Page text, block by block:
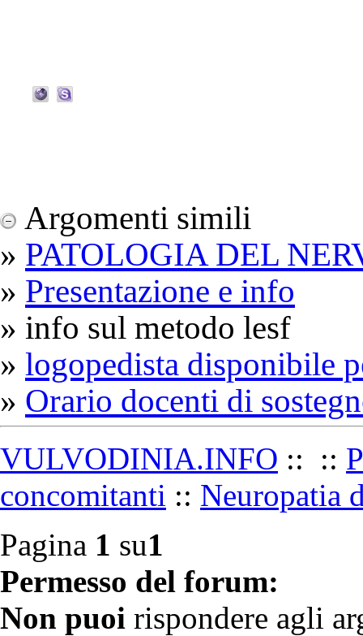
Argomenti simili
» PATOLOGIA DEL
» Presentazione e info
» info sul metodo lesf
» logopedista disponibile
» Orario docenti di
VULVODINIA.INFO :: ::
concomitanti :: Neuropatia
Pagina 1 su1
Permesso del forum:
Non puoi rispondere agli